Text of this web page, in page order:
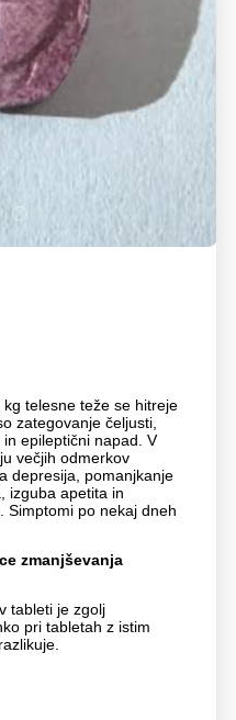
3
telesne teže se hitreje
zategovanje čeljusti,
epileptični napad. V
večjih odmerkov
depresija, pomanjkanje
izguba apetita in
Simptomi po nekaj dneh
zmanjševanja
tableti je zgolj
pri tabletah z istim